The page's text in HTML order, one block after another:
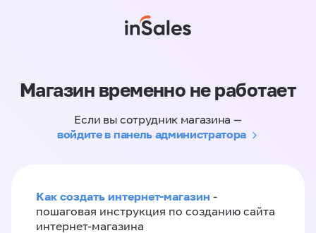
Магазин временно не работает
Если вы сотрудник магазина —
войдите в панель администратора
Как создать интернет-магазин -
пошаговая инструкция по созданию сайта
интернет-магазина